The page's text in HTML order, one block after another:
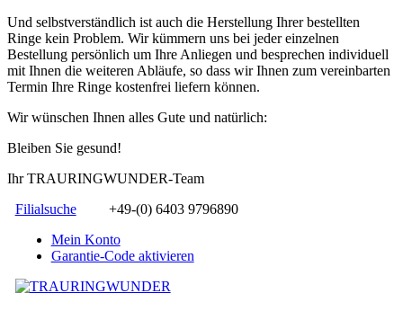
Und selbstverständlich ist auch die Herstellung Ihrer bestellten
Ringe kein Problem. Wir kümmern uns bei jeder einzelnen
Bestellung persönlich um Ihre Anliegen und besprechen individuell
mit Ihnen die weiteren Abläufe, so dass wir Ihnen zum vereinbarten
Termin Ihre Ringe kostenfrei liefern können.
Wir wünschen Ihnen alles Gute und natürlich:
Bleiben Sie gesund!
Ihr TRAURINGWUNDER-Team
Filialsuche
+49-(0) 6403 9796890
Mein Konto
Garantie-Code aktivieren